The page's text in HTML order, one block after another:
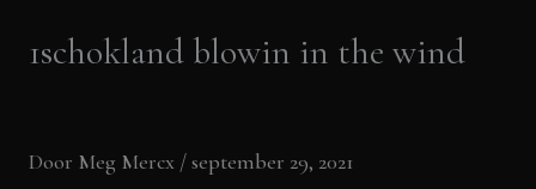
1schokland blowin in the wind
Door Meg Mercx /september 29, 2021